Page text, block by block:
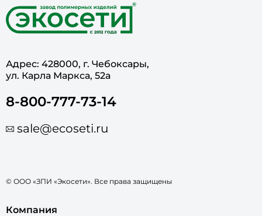
Адрес: 428000, г. Чебоксары,
ул. Карла Маркса, 52а
8-800-777-73-14
sale@ecoseti.ru
© ООО «ЗПИ «Экосети». Все права защищены
Компания